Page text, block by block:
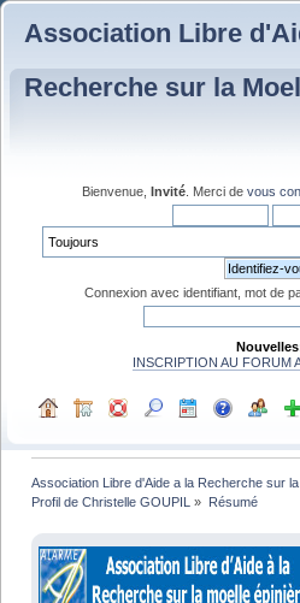
Association Libre
Recherche sur la
Bienvenue, Invité . Merci de vous
Connexion avec identifiant, mot de
INSCRIPTION AU FORUM
Association Libre d'Aide a la Recherche sur
Profil de Christelle GOUPIL » Résumé